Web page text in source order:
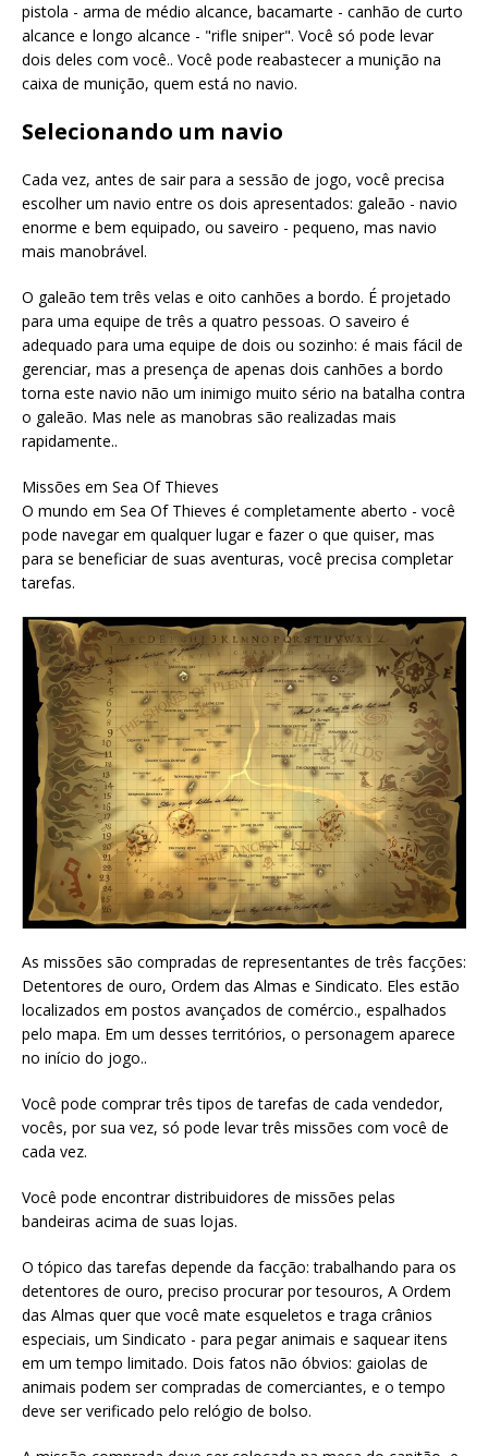
pistola - arma de médio alcance, bacamarte - canhão de curto
alcance e longo alcance - "rifle sniper". Você só pode levar
dois deles com você.. Você pode reabastecer a munição na
caixa de munição, quem está no navio.
Selecionando um navio
Cada vez, antes de sair para a sessão de jogo, você precisa
escolher um navio entre os dois apresentados: galeão - navio
enorme e bem equipado, ou saveiro - pequeno, mas navio
mais manobrável.
O galeão tem três velas e oito canhões a bordo. É projetado
para uma equipe de três a quatro pessoas. O saveiro é
adequado para uma equipe de dois ou sozinho: é mais fácil de
gerenciar, mas a presença de apenas dois canhões a bordo
torna este navio não um inimigo muito sério na batalha contra
o galeão. Mas nele as manobras são realizadas mais
rapidamente..
Missões em Sea Of Thieves
O mundo em Sea Of Thieves é completamente aberto - você
pode navegar em qualquer lugar e fazer o que quiser, mas
para se beneficiar de suas aventuras, você precisa completar
tarefas.
As missões são compradas de representantes de três facções:
Detentores de ouro, Ordem das Almas e Sindicato. Eles estão
localizados em postos avançados de comércio., espalhados
pelo mapa. Em um desses territórios, o personagem aparece
no início do jogo..
Você pode comprar três tipos de tarefas de cada vendedor,
vocês, por sua vez, só pode levar três missões com você de
cada vez.
Você pode encontrar distribuidores de missões pelas
bandeiras acima de suas lojas.
O tópico das tarefas depende da facção: trabalhando para os
detentores de ouro, preciso procurar por tesouros, A Ordem
das Almas quer que você mate esqueletos e traga crânios
especiais, um Sindicato - para pegar animais e saquear itens
em um tempo limitado. Dois fatos não óbvios: gaiolas de
animais podem ser compradas de comerciantes, e o tempo
deve ser verificado pelo relógio de bolso.